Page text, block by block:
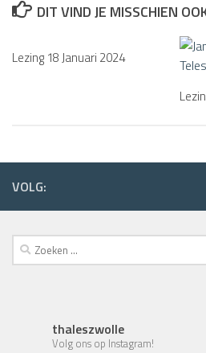
DIT VIND JE MISSCHIEN
Lezing 18 Januari 2024
VOLG:
Zoeken
naar:
thaleszwolle
Volg ons op Instagram!